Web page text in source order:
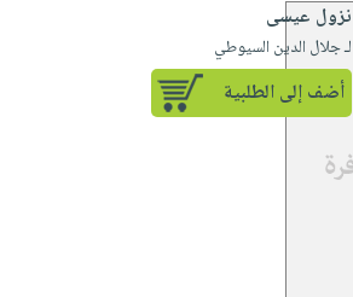
نزول عيسى
لـ جلال الدين السيوطي
أضف إلى الطلبية